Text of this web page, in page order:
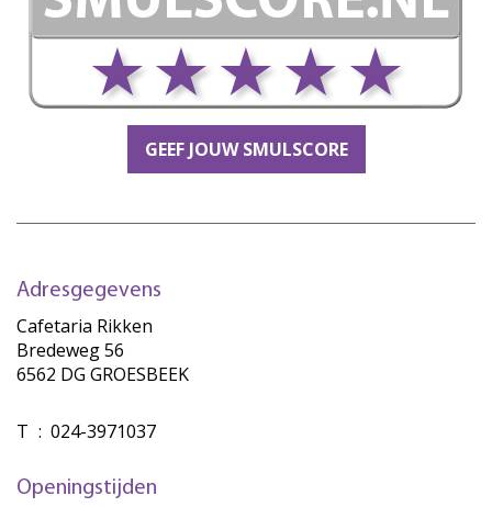
GEEF JOUW SMULSCORE
Adresgegevens
Cafetaria Rikken
Bredeweg 56
6562 DG GROESBEEK
T : 024-3971037
Openingstijden